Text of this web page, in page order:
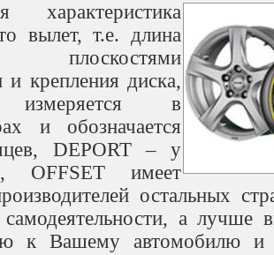
характеристика
вылет, т.е. длина
и крепления диска,
измеряется в
и обозначается
DEPORT – у
OFFSET имеет
остальных
самодеятельности, а лучше
к Вашему автомобилю и